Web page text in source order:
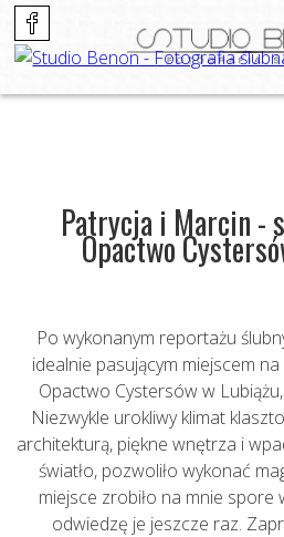
Patrycja i Marcin -
Opactwo
Po wykonanym reportażu
idealnie pasującym miejscem
Opactwo Cystersów w
Niezwykle urokliwy klimat
architekturą, piękne wnętrza i
światło, pozwoliło wykonać
miejsce zrobiło na mnie spore
odwiedzę je jeszcze raz.